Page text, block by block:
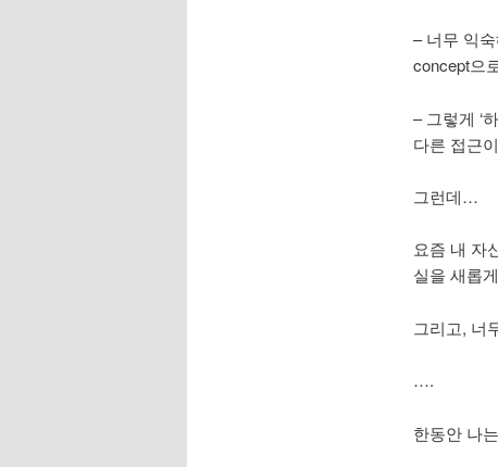
– 너무 익
concept으
– 그렇게 ‘
다른 접근
그런데…
요즘 내 자
실을 새롭
그리고, 너
….
한동안 나